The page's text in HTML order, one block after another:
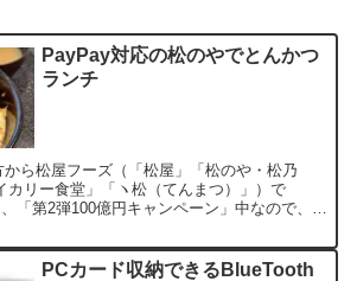
PayPay対応の松のやでとんかつ
ランチ
ら松屋フーズ（「松屋」「松のや・松乃
カリー食堂」「ヽ松（てんまつ）」）で
「第2弾100億円キャンペーン」中なので、こ
PCカード収納できるBlueTooth